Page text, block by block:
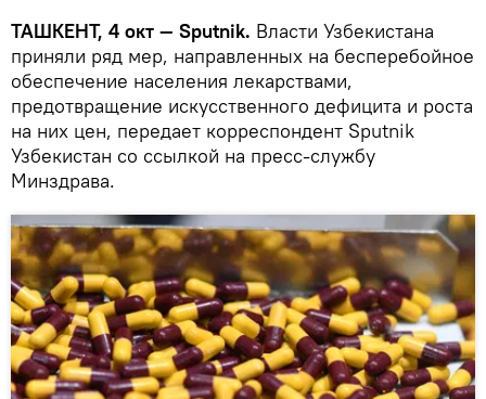
ТАШКЕНТ, 4 окт — Sputnik. Власти Узбекистана
приняли ряд мер, направленных на бесперебойное
обеспечение населения лекарствами,
предотвращение искусственного дефицита и роста
на них цен, передает корреспондент Sputnik
Узбекистан со ссылкой на пресс-службу
Минздрава.